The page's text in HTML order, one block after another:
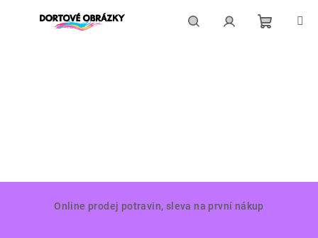
Online prodej potravin, sleva na první nákup